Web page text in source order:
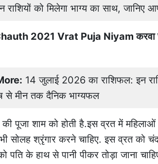
राशियों को मिलेगा भाग्य का साथ, जानिए
2021 Vrat Puja Niyam करवा
14 जुलाई 2026 का राशिफल: इन
से मीन तक दैनिक भाग्यफल
पूजा शाम को होती है.इस व्रत में महिलाओं
सोलह श्रृंगार करने चाहिए. इस व्रत को
पति के हाथ से पानी पीकर तोड़ा जाना